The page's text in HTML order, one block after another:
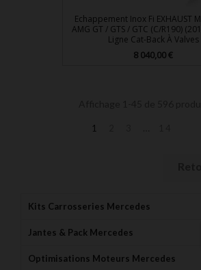
Echappement Inox Fi EXHAUST
AMG GT / GTS / GTC (C/R190)
Ligne Cat-Back À Valves
Prix
8 040,00 €
1
Kits Carrosseries Mercedes
Jantes & Pack Mercedes
Optimisations Moteurs Mercedes